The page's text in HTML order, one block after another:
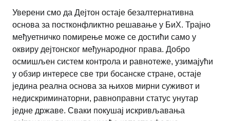
Уверени смо да Дејтон остаје безалтернативна
основа за постконфликтно решавање у БиХ. Трајно
међуетничко помирење може се достићи само у
оквиру дејтонског међународног права. Добро
осмишљен систем контрола и равнотеже, узимајући
у обзир интересе све три босанске стране, остаје
једина реална основа за њихов мирни суживот и
недискриминаторни, равноправни статус унутар
једне државе. Сваки покушај искривљавања